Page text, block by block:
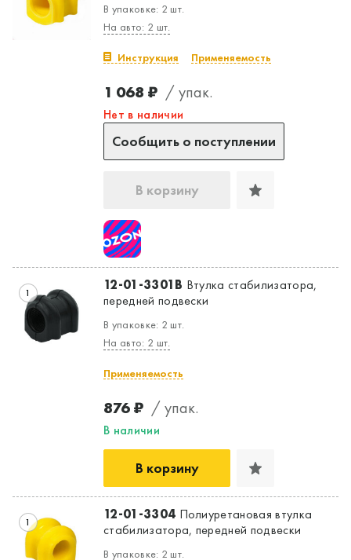
В упаковке: 2 шт.
На авто: 2 шт.
Инструкция Применяемость
1 068 ₽ / упак.
Нет в наличии
Сообщить о поступлении
В корзину
1 12-01-3301B Втулка стабилизатора,
передней подвески
В упаковке: 2 шт.
На авто: 2 шт.
Применяемость
876 ₽ / упак.
В наличии
В корзину
1 12-01-3304 Полиуретановая втулка
стабилизатора, передней подвески
В упаковке: 2 шт.